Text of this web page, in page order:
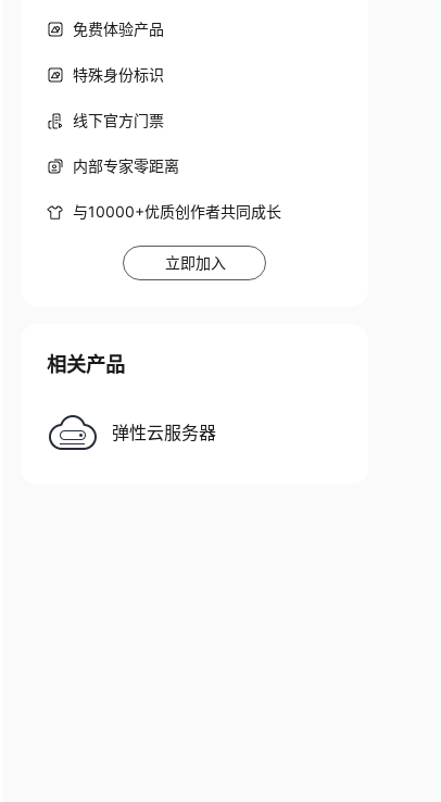
免费体验产品
特殊身份标识
线下官方门票
内部专家零距离
与10000+优质创作者共同成长
立即加入
相关产品
弹性云服务器